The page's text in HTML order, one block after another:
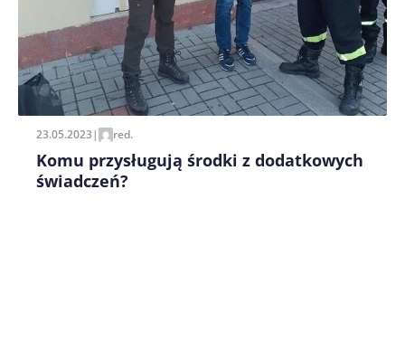
23.05.2023| red.
Komu przysługują środki z dodatkowych
świadczeń?